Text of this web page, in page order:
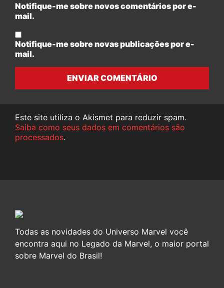
Notifique-me sobre novos comentários por e-
mail.
Notifique-me sobre novas publicações por e-
mail.
ENVIAR COMENTÁRIO
Este site utiliza o Akismet para reduzir spam.
Saiba como seus dados em comentários são
processados.
Todas as novidades do Universo Marvel você
encontra aqui no Legado da Marvel, o maior portal
sobre Marvel do Brasil!